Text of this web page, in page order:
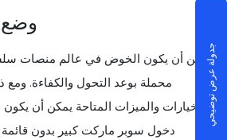
يمكن أن يكون الخوض في عالم منصات
محملة بوعد التحول والكفاءة. ومع
الخيارات والميزات المتاحة يمكن أن
دخول سوبر ماركت كبير بدون
جدولة عرض توضيحي